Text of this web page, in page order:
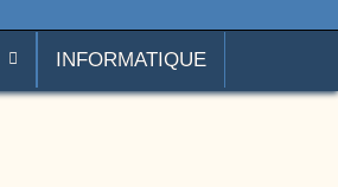
INFORMATIQUE